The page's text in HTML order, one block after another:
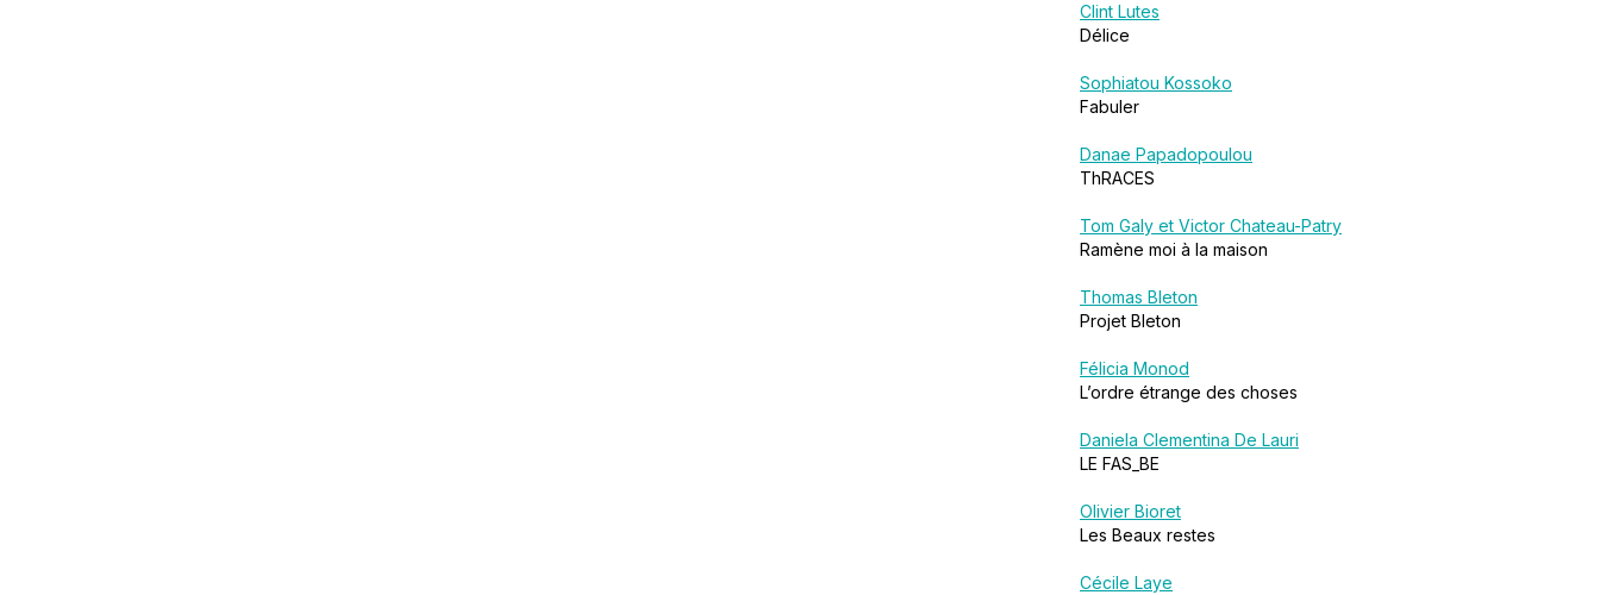
Clint Lutes
Délice
Sophiatou Kossoko
Fabuler
Danae Papadopoulou
ThRACES
Tom Galy et Victor Chateau-Patry
Ramène moi à la maison
Thomas Bleton
Projet Bleton
Félicia Monod
L’ordre étrange des choses
Daniela Clementina De Lauri
LE FAS_BE
Olivier Bioret
Les Beaux restes
Cécile Laye